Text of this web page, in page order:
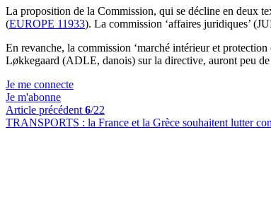
La proposition de la Commission, qui se décline en deux
(EUROPE 11933). La commission ‘affaires juridiques’
En revanche, la commission ‘marché intérieur et
Løkkegaard (ADLE, danois) sur la directive, auront peu
Je me connecte
Je m'abonne
Article précédent 6/22
TRANSPORTS : la France et la Grèce souhaitent lutter